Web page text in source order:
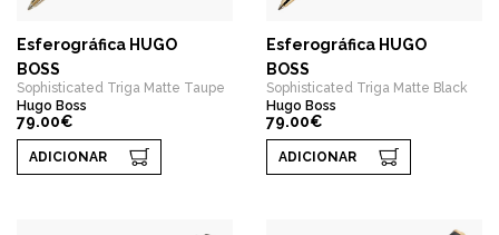
Esferográfica HUGO
BOSS
Sophisticated Triga Matte Taupe
Hugo Boss
79.00€
ADICIONAR
Esferográfica HUGO
BOSS
Sophisticated Triga Matte Black
Hugo Boss
79.00€
ADICIONAR